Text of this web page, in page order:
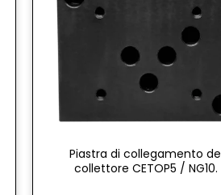
Piastra di collegamento
collettore CETOP5 / NG10.